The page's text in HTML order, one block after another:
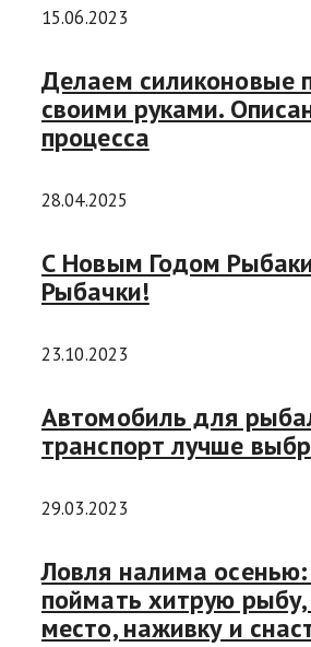
15.06.2023
Делаем силиконовые
своими руками.
процесса
28.04.2025
С Новым Годом
Рыбачки!
23.10.2023
Автомобиль для
транспорт лучше
29.03.2023
Ловля налима осенью:
поймать хитрую
место, наживку и